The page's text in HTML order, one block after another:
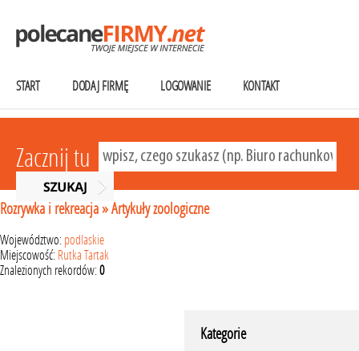
START DODAJ FIRMĘ LOGOWANIE KONTAKT
Zacznij tu
Rozrywka i rekreacja»Artykuły zoologiczne
Województwo: podlaskie
Miejscowość: Rutka Tartak
Znalezionych rekordów:0
Kategorie